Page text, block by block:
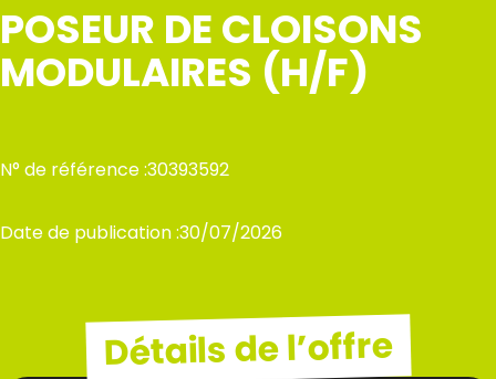
POSEUR DE CLOISONS
MODULAIRES (H/F)
N° de référence :30393592
Date de publication :30/07/2026
Détails de l’offre